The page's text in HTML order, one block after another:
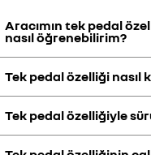
Aracımın tek pedal
nasıl öğrenebilirim?
* Renault 5 E-Tech: henüz
* Megane E-Tech: 2025
standart olarak
* Scenic E-Tech elektrikli
Tek pedal özelliği nasıl
Tek pedal özelliği, özellikle
kullanışlıdır; güç ve fren
ihtiyacını azaltır ve daha
Tek pedal özelliğiyle